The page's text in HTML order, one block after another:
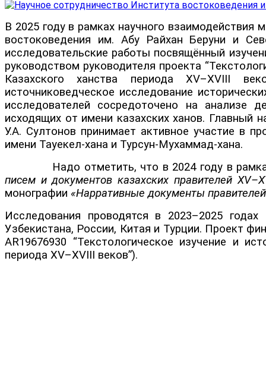
В 2025 году в рамках научного
востоковедения им. Абу Райхан Беруни и
исследовательские работы посвящённый
руководством руководителя проекта
Казахского ханства периода XV–XVIII
источниковедческое исследование
исследователей сосредоточено на анализе
исходящих от имени казахских ханов. Главный
У.А. Султонов принимает активное участие в
имени Тауекел-хана и Турсун-Мухаммад-хана.
Надо отметить, что в 2024 году в рамках
писем и документов казахских правителей
монографии «Нарративные документы
Исследования проводятся в 2023–2025
Узбекистана, России, Китая и Турции. Проект
AR19676930 “Текстологическое изучение и
периода XV–XVIII веков”).